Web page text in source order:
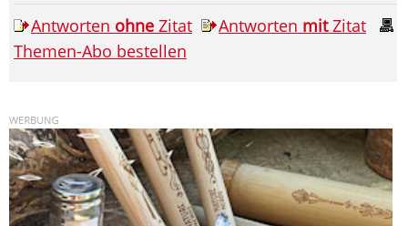
Antworten ohne Zitat Antworten mitZitat
Themen-Abo bestellen